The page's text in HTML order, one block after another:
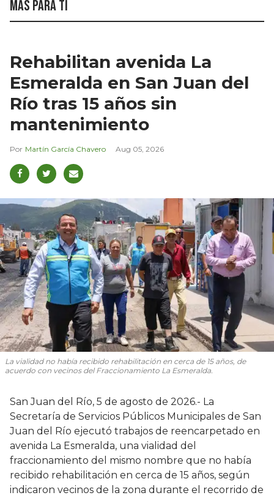
Más para ti
Rehabilitan avenida La
Esmeralda en San Juan del
Río tras 15 años sin
mantenimiento
Martín García Chavero Aug 05, 2026
La vialidad no había recibido rehabilitación en cerca de 15 años, de
acuerdo con vecinos del Fraccionamiento La Esmeralda.
San Juan del Río, 5 de agosto de 2026.- La
Secretaría de Servicios Públicos Municipales de San
Juan del Río ejecutó trabajos de reencarpetado en
avenida La Esmeralda, una vialidad del
fraccionamiento del mismo nombre que no había
recibido rehabilitación en cerca de 15 años, según
indicaron vecinos de la zona durante el recorrido de